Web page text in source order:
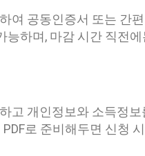
여 공동인증서 또는 간
하며, 마감 시간 직전
고 개인정보와 소득정
로 준비해두면 신청